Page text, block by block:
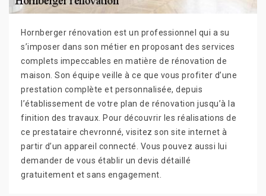
Hornberger rénovation est un professionnel qui a su
s’imposer dans son métier en proposant des services
complets impeccables en matière de rénovation de
maison. Son équipe veille à ce que vous profiter d’une
prestation complète et personnalisée, depuis
l’établissement de votre plan de rénovation jusqu’à la
finition des travaux. Pour découvrir les réalisations de
ce prestataire chevronné, visitez son site internet à
partir d’un appareil connecté. Vous pouvez aussi lui
demander de vous établir un devis détaillé
gratuitement et sans engagement.